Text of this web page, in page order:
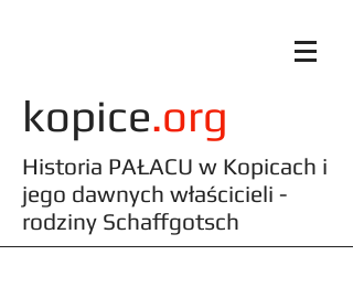
kopice.org
Historia PAŁACU w Kopicach i
jego dawnych właścicieli -
rodziny Schaffgotsch